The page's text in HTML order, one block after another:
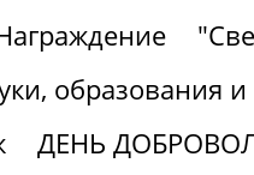
образования и
ДЕНЬ